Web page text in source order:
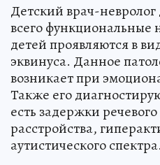
Детский врач-
всего
детей проявляются в
эквинуса. Данное
возникает при
Также его
есть задержки
расстройства,
аутистического спектра.